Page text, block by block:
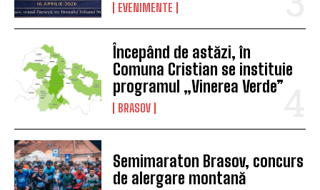
EVENIMENTE
Începând de astăzi, în
Comuna Cristian se instituie
programul „Vinerea Verde”
BRASOV
Semimaraton Brasov, concurs
de alergare montană